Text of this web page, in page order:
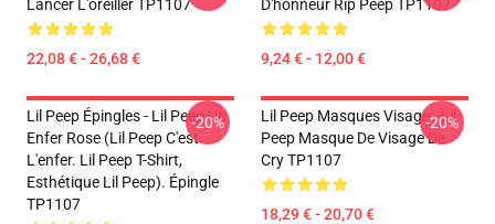
Lancer L'oreiller TP1107
22,08 € - 26,68 €
D'honneur Rip Peep TP1107
9,24 € - 12,00 €
Lil Peep Épingles - Lil Peep Un
Enfer Rose (Lil Peep C'est
L'enfer. Lil Peep T-Shirt,
Esthétique Lil Peep). Épingle
TP1107
-20%
Lil Peep Masques Visage - Lil
Peep Masque De Visage De
Cry TP1107
18,29 € - 20,70 €
-20%